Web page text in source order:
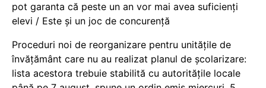
pot garanta că peste un an vor mai avea suficienți
elevi / Este și un joc de concurență
Proceduri noi de reorganizare pentru unitățile de
învățământ care nu au realizat planul de școlarizare:
lista acestora trebuie stabilită cu autoritățile locale